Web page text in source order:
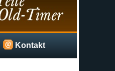
Kontakt